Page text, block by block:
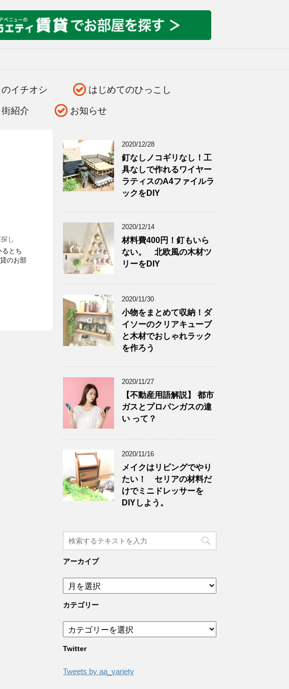
イチオシ はじめてのひっこし
街紹介 お知らせ
し
るとち
のお部
2020/12/28
釘なしノコギリなし！工
具なしで作れるワイヤー
ラティスのA4ファイルラ
ックをDIY
2020/12/14
材料費400円！釘もいら
ない。 北欧風の木材ツ
リーをDIY
2020/11/30
小物をまとめて収納！ダ
イソーのクリアキューブ
と木材でおしゃれラック
を作ろう
2020/11/27
【不動産用語解説】 都市
ガスとプロパンガスの違
い って？
2020/11/16
メイクはリビングでやり
たい！ セリアの材料だ
けでミニドレッサーを
DIYしよう。
アーカイブ
カテゴリー
Twitter
Tweets by aa_variety